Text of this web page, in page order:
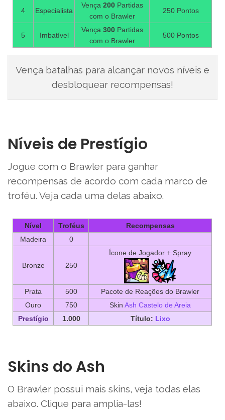
4 Especialista
Vença 200Partidas
com o Brawler
250 Pontos
5 Imbatível
Vença 300Partidas
com o Brawler
500 Pontos
Vença batalhas para alcançar novos níveis e
desbloquear recompensas!
Níveis de Prestígio
Jogue com o Brawler para ganhar
recompensas de acordo com cada marco de
troféu. Veja cada uma delas abaixo.
Nível Troféus
Recompensas
Madeira
0
Bronze 250
Ícone de Jogador + Spray
Prata 500
Pacote de Reações do Brawler
Ouro
750 Skin Ash Castelo de Areia
Prestígio
1.000 Título: Lixo
Skins do Ash
O Brawler possui mais skins, veja todas elas
abaixo. Clique para amplia-las!